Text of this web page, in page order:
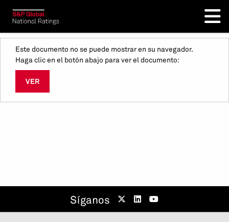
Este documento no se puede mostrar en su navegador.
Haga clic en el botón abajo para ver el documento:
VER
Síganos